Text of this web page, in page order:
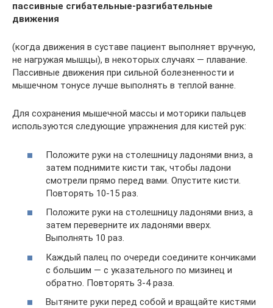
пассивные сгибательные-разгибательные
движения
(когда движения в суставе пациент выполняет вручную,
не нагружая мышцы), в некоторых случаях — плавание.
Пассивные движения при сильной болезненности и
мышечном тонусе лучше выполнять в теплой ванне.
Для сохранения мышечной массы и моторики пальцев
используются следующие упражнения для кистей рук:
Положите руки на столешницу ладонями вниз, а
затем поднимите кисти так, чтобы ладони
смотрели прямо перед вами. Опустите кисти.
Повторять 10-15 раз.
Положите руки на столешницу ладонями вниз, а
затем переверните их ладонями вверх.
Выполнять 10 раз.
Каждый палец по очереди соедините кончиками
с большим — с указательного по мизинец и
обратно. Повторять 3-4 раза.
Вытяните руки перед собой и вращайте кистями